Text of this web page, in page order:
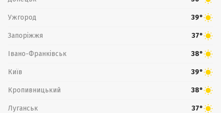
Ужгород 39°
Запоріжжя 37°
Івано-Франківськ 38°
Київ 39°
Кропивницький 38°
Луганськ 37°